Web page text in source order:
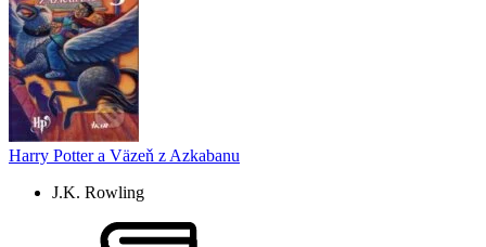
Harry Potter a Väzeň z Azkabanu
J.K. Rowling